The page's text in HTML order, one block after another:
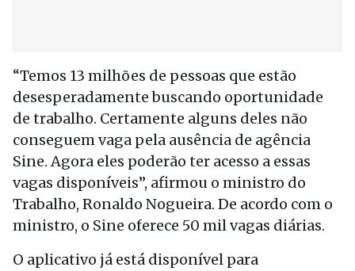
“Temos 13 milhões de pessoas que estão
desesperadamente buscando oportunidade
de trabalho. Certamente alguns deles não
conseguem vaga pela ausência de agência
Sine. Agora eles poderão ter acesso a essas
vagas disponíveis”, afirmou o ministro do
Trabalho, Ronaldo Nogueira. De acordo com o
ministro, o Sine oferece 50 mil vagas diárias.
O aplicativo já está disponível para